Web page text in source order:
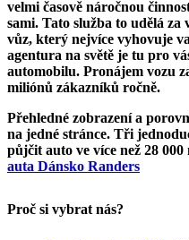
velmi časově náročnou
sami. Tato služba to udělá
vůz, který nejvíce vyhovuje
agentura na světě je tu pro
automobilu. Pronájem vozu
miliónů zákazníků ročně.
Přehledné zobrazení a
na jedné stránce. Tři
půjčit auto ve více než 28 000
auta Dánsko Randers
Proč si vybrat nás?